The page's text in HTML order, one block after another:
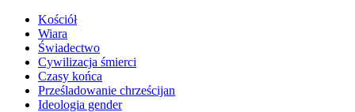
Kościół
Wiara
Świadectwo
Cywilizacja śmierci
Czasy końca
Prześladowanie chrześcijan
Ideologia gender